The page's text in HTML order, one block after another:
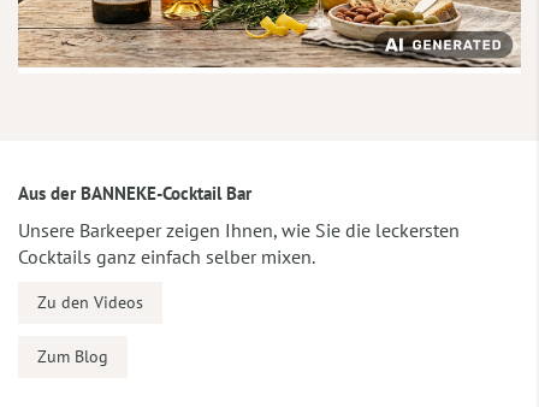
Aus der BANNEKE-Cocktail Bar
Unsere Barkeeper zeigen Ihnen, wie Sie die leckersten
Cocktails ganz einfach selber mixen.
Zu den Videos
Zum Blog